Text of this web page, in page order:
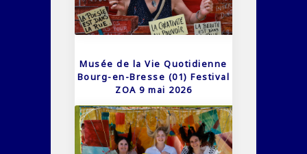
Musée de la Vie Quotidienne
Bourg-en-Bresse (01) Festival
ZOA 9 mai 2026